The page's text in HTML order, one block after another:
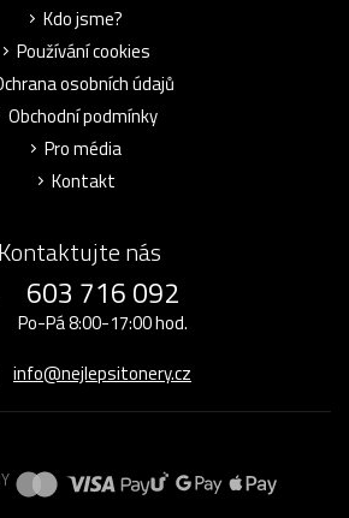
Kdo jsme?
Používání cookies
osobních údajů
Obchodní podmínky
Pro média
Kontakt
Kontaktujte nás
603 716 092
Po-Pá 8:00-17:00 hod.
info@nejlepsitonery.cz